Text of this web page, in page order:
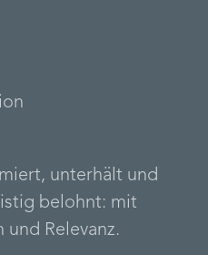
unterhält und
belohnt: mit
und Relevanz.